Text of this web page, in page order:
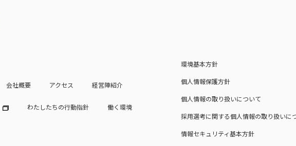
会社概要 アクセス 経営陣紹介
わたしたちの行動指針
働く環境
環境基本方針
個人情報保護方針
個人情報の取り扱いについて
採用選考に関する個人情報の取り扱いに
情報セキュリティ基本方針